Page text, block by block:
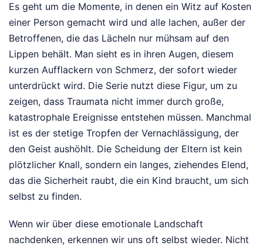
Es geht um die Momente, in denen ein Witz auf Kosten
einer Person gemacht wird und alle lachen, außer der
Betroffenen, die das Lächeln nur mühsam auf den
Lippen behält. Man sieht es in ihren Augen, diesem
kurzen Aufflackern von Schmerz, der sofort wieder
unterdrückt wird. Die Serie nutzt diese Figur, um zu
zeigen, dass Traumata nicht immer durch große,
katastrophale Ereignisse entstehen müssen. Manchmal
ist es der stetige Tropfen der Vernachlässigung, der
den Geist aushöhlt. Die Scheidung der Eltern ist kein
plötzlicher Knall, sondern ein langes, ziehendes Elend,
das die Sicherheit raubt, die ein Kind braucht, um sich
selbst zu finden.
Wenn wir über diese emotionale Landschaft
nachdenken, erkennen wir uns oft selbst wieder. Nicht